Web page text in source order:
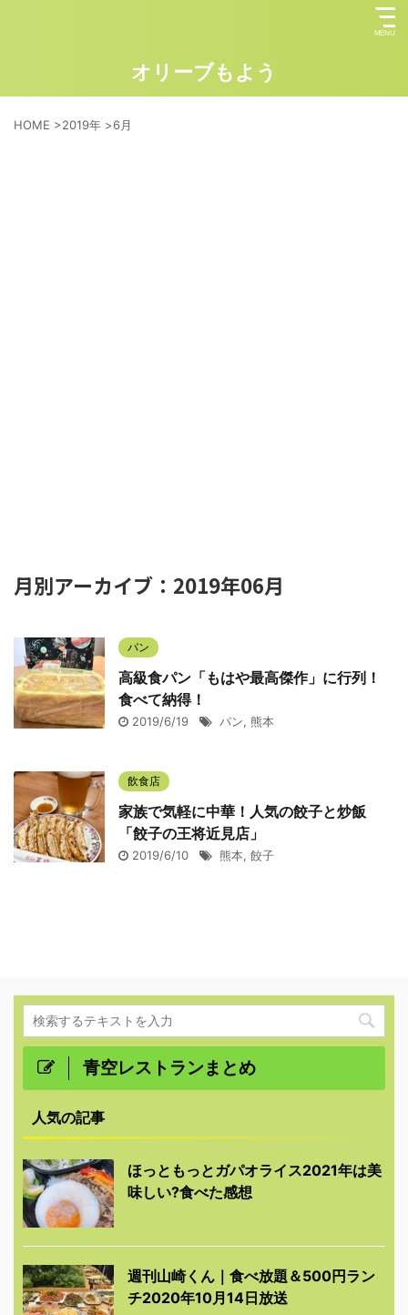
オリーブもよう
HOME >2019年 >6月
月別アーカイブ：2019年06月
パン
高級食パン「もはや最高傑作」に行列！
食べて納得！
2019/6/19 パン, 熊本
飲食店
家族で気軽に中華！人気の餃子と炒飯
「餃子の王将近見店」
2019/6/10 熊本, 餃子
青空レストランまとめ
人気の記事
ほっともっとガパオライス2021年は美
味しい?食べた感想
週刊山崎くん｜食べ放題＆500円ラン
チ2020年10月14日放送